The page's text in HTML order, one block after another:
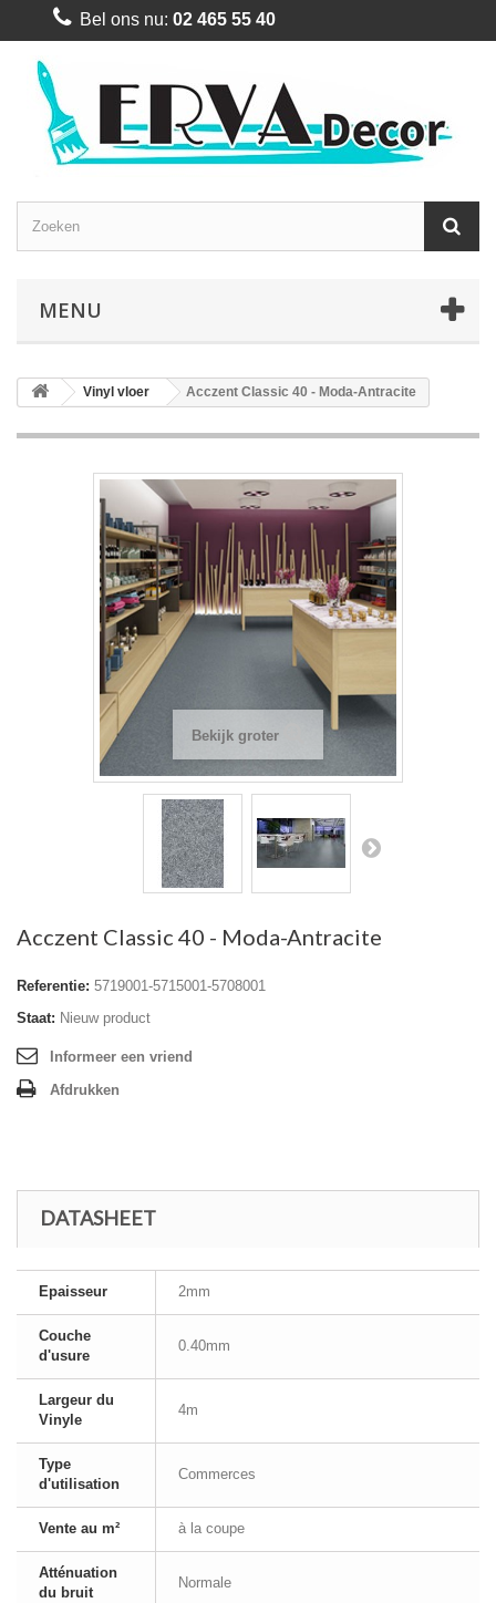
Bel ons nu:02 465 55 40
MENU
Vinyl vloer Acczent Classic 40 - Moda-Antracite
Bekijk groter
Acczent Classic 40 - Moda-Antracite
Referentie: 5719001-5715001-5708001
Staat: Nieuw product
Informeer een vriend
Afdrukken
DATASHEET
Epaisseur 2mm
Couche
d'usure
0.40mm
Largeur du
Vinyle
4m
Type
d'utilisation
Commerces
Vente au m² à la coupe
Atténuation
du bruit
Normale